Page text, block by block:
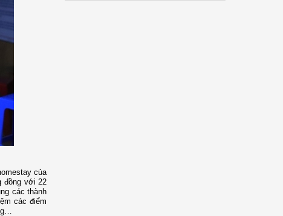
của
đồng với 22
các thành
các điểm